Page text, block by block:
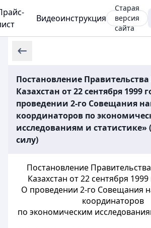
Видеоинструкция
Старая
версия
сайта
Постановление
Казахстан от 22 сентября 1999
проведении 2-го Совещания
координаторов по
исследованиям и статистике»
силу)
Постановление
Казахстан от 22 сентября 1999
О проведении 2-го Совещания
координаторов
по экономическим